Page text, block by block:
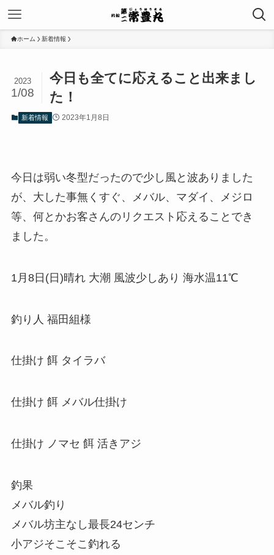
ホーム 新着情報
今日も全てに応えること出来まし
た！
2023
1/08
新着情報 2023年1月8日
今日は弱い冬型だったので少し風と波ありました
が、大した事無くすぐ、メバル、マダイ、メジロ
等、何とかお客さんのリクエスト応えることでき
ました。
1月8日(日)晴れ 大潮 風波少しあり 海水温11℃
釣り人 福田組様
仕掛け 餌 タイラバ
仕掛け 餌 メバル仕掛け
仕掛け ノマセ 餌 活きアジ
釣果
メバル釣り
メバル坊主なし最長24センチ
小アジそこそこ釣れる